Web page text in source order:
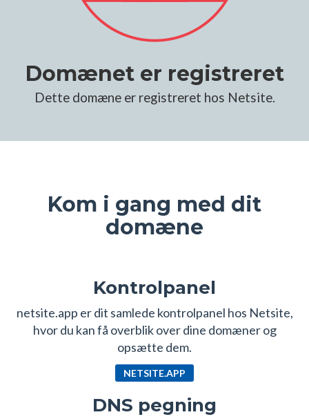
Domænet er registreret
Dette domæne er registreret hos Netsite.
Kom i gang med dit
domæne
Kontrolpanel
netsite.app er dit samlede kontrolpanel hos Netsite,
hvor du kan få overblik over dine domæner og
opsætte dem.
NETSITE.APP
DNS pegning